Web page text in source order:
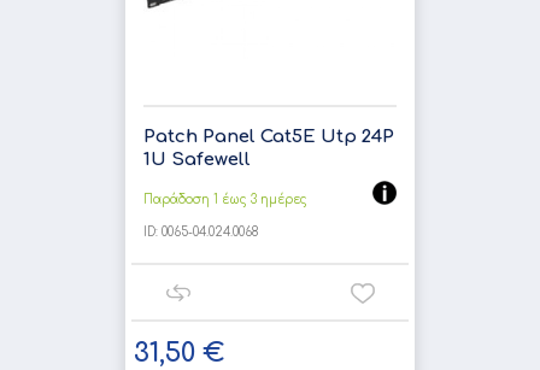
Patch Panel Cat5E Utp 24P
1U Safewell
Παράδοση 1 έως 3 ημέρες
ID: 0065-04.024.0068
31,50 €